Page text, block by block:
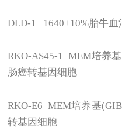
DLD-1 1640+10%胎牛
RKO-AS45-1 MEM培养
肠癌转基因细胞
RKO-E6 MEM培养基
转基因细胞